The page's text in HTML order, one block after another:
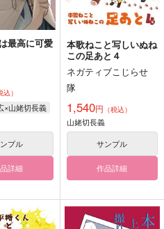
最高に可愛
込）
×山姥切長義
プル
詳細
本歌ねこと写しいぬね
この足あと４
ネガティブこじらせ
隊
1,540円 （税込）
山姥切長義
サンプル
作品詳細